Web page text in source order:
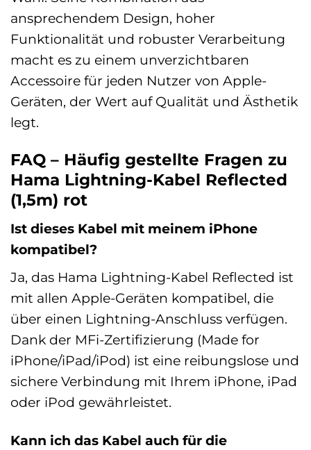
ansprechendem Design, hoher
Funktionalität und robuster Verarbeitung
macht es zu einem unverzichtbaren
Accessoire für jeden Nutzer von Apple-
Geräten, der Wert auf Qualität und Ästhetik
legt.
FAQ – Häufig gestellte Fragen zu
Hama Lightning-Kabel Reflected
(1,5m) rot
Ist dieses Kabel mit meinem iPhone
kompatibel?
Ja, das Hama Lightning-Kabel Reflected ist
mit allen Apple-Geräten kompatibel, die
über einen Lightning-Anschluss verfügen.
Dank der MFi-Zertifizierung (Made for
iPhone/iPad/iPod) ist eine reibungslose und
sichere Verbindung mit Ihrem iPhone, iPad
oder iPod gewährleistet.
Kann ich das Kabel auch für die